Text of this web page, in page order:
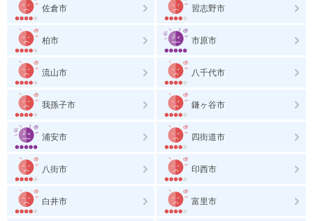
佐倉市 習志野市
柏市 市原市
流山市 八千代市
我孫子市 鎌ヶ谷市
浦安市 四街道市
八街市 印西市
白井市 富里市